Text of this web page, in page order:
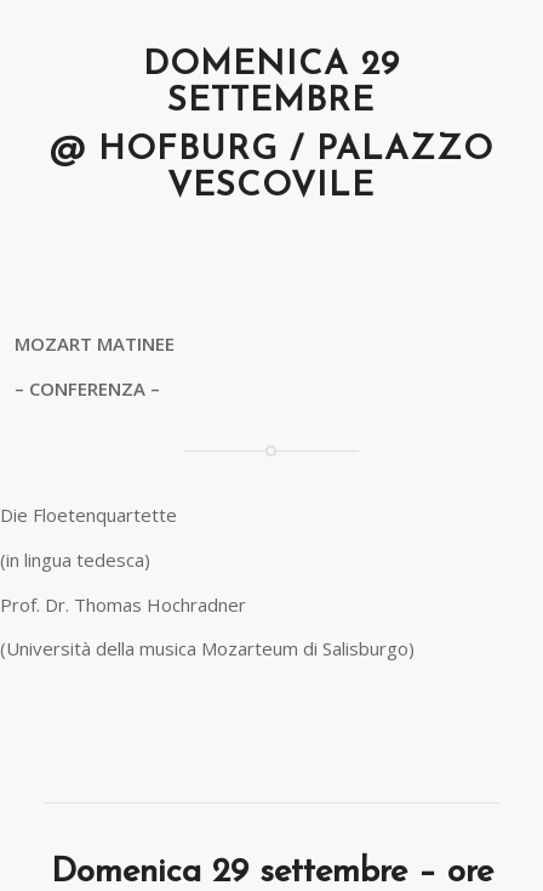
DOMENICA 29
SETTEMBRE
@ HOFBURG / PALAZZO
VESCOVILE
MOZART MATINEE
– CONFERENZA –
Die Floetenquartette
(in lingua tedesca)
Prof. Dr. Thomas Hochradner
(Università della musica Mozarteum di Salisburgo)
Domenica 29 settembre – ore